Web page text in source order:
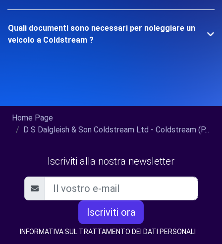
Quali documenti sono necessari per noleggiare un
veicolo a Coldstream ?
Home Page
D S Dalgleish & Son Coldstream Ltd - Coldstream (P...
Iscriviti alla nostra newsletter
Iscriviti ora
INFORMATIVA SUL TRATTAMENTO DEI DATI PERSONALI